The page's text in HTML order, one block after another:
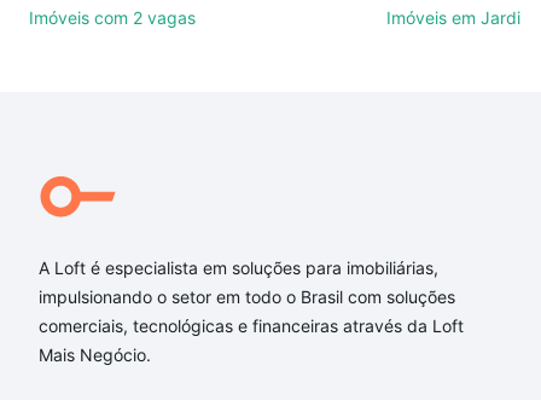
comodidades, como piscina, academia, salão de
em Ponte Preta, Campinas, SP?
Imóveis com 2 banheiros à venda em Ponte Preta,
Campinas, SP que custam a partir de R$ 0 e com
nossas opções de financiamento imobiliário as
parcelas podem se adequar ao seu orçamento. Se
Imóveis com 2 vagas
Imóveis em Jardim
A Loft é especialista em soluções para imobiliárias,
impulsionando o setor em todo o Brasil com soluções
comerciais, tecnológicas e financeiras através da Loft
Mais Negócio.